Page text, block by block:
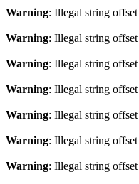
Warning: Illegal string
Warning: Illegal string
Warning: Illegal string
Warning: Illegal string
Warning: Illegal string
Warning: Illegal string
Warning: Illegal string